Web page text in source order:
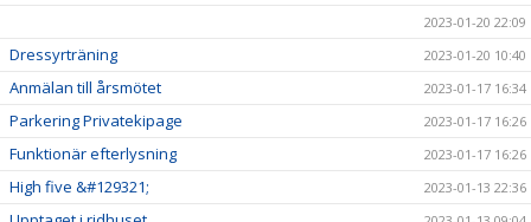
2023-01-20 22:09
Dressyrträning 2023-01-20 10:40
Anmälan till årsmötet 2023-01-17 16:34
Parkering Privatekipage 2023-01-17 16:26
Funktionär efterlysning 2023-01-17 16:26
High five &#129321; 2023-01-13 22:36